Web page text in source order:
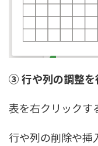
③ 行や列の調整を
表を右クリックす
行や列の削除や挿